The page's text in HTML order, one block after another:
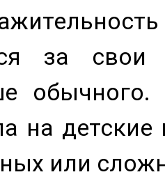
за свои
на детские
или